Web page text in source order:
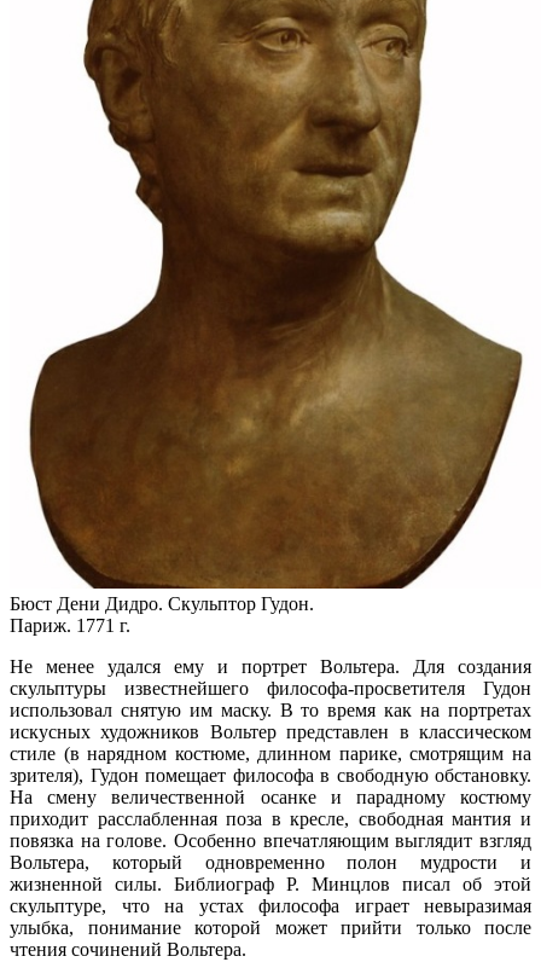
Бюст Дени Дидро. Скульптор Гудон.
Париж. 1771 г.
Не менее удался ему и портрет Вольтера. Для создания
скульптуры известнейшего философа-просветителя Гудон
использовал снятую им маску. В то время как на портретах
искусных художников Вольтер представлен в классическом
стиле (в нарядном костюме, длинном парике, смотрящим на
зрителя), Гудон помещает философа в свободную обстановку.
На смену величественной осанке и парадному костюму
приходит расслабленная поза в кресле, свободная мантия и
повязка на голове. Особенно впечатляющим выглядит взгляд
Вольтера, который одновременно полон мудрости и
жизненной силы. Библиограф Р. Минцлов писал об этой
скульптуре, что на устах философа играет невыразимая
улыбка, понимание которой может прийти только после
чтения сочинений Вольтера.